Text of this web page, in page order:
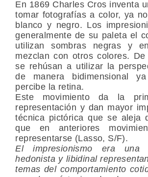
En 1869 Charles Cros inventa
tomar fotografías a color, ya
blanco y negro. Los
generalmente de su paleta el
utilizan sombras negras y
mezclan con otros colores.
se rehúsan a utilizar la
de manera bidimensional
percibe la retina.
Este movimiento da la
representación y dan mayor
técnica pictórica que se aleja
que en anteriores
representarse (Lasso, S/F).
El impresionismo era una
hedonista y libidinal
temas del comportamiento